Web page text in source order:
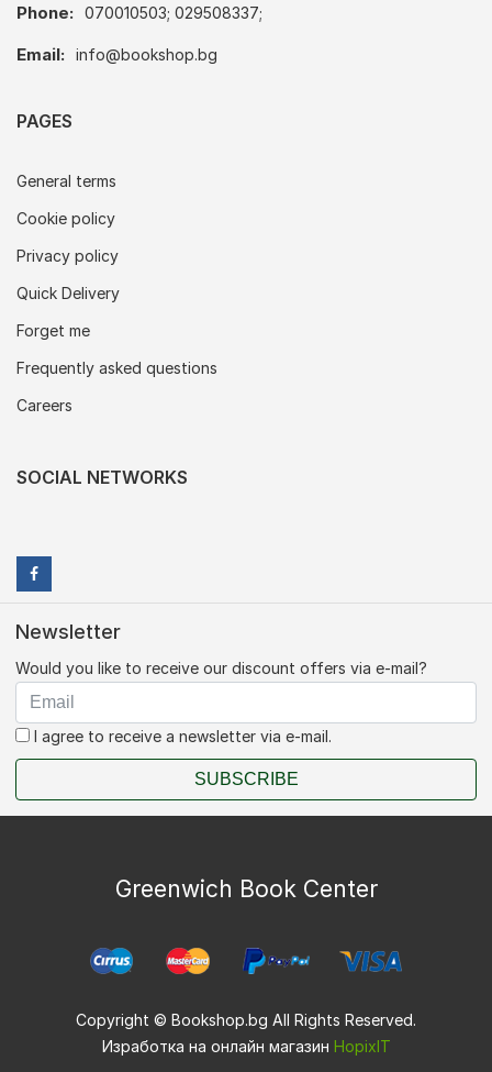
Phone: 070010503; 029508337;
Email: info@bookshop.bg
PAGES
General terms
Cookie policy
Privacy policy
Quick Delivery
Forget me
Frequently asked questions
Careers
SOCIAL NETWORKS
Newsletter
Would you like to receive our discount offers via e-mail?
I agree to receive a newsletter via e-mail.
SUBSCRIBE
Greenwich Book Center
Copyright © Bookshop.bg All Rights Reserved.
Изработка на онлайн магазин HopixIT